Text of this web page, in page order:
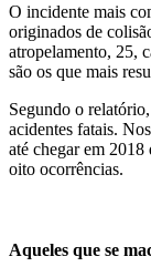
O incidente mais
originados de
atropelamento, 25,
são os que mais
Segundo o
acidentes fatais.
até chegar em 2018
oito ocorrências.
Aqueles que se